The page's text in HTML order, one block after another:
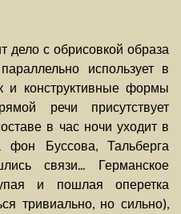
дело с обрисовкой образа
использует в
и конструктивные формы
речи присутствует
в час ночи уходит в
Буссова, Тальберга
связи... Германское
и пошлая оперетка
тривиально, но сильно),